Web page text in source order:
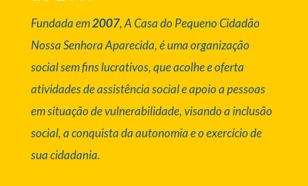
Fundada em2007, A Casa do Pequeno Cidadão
Nossa Senhora Aparecida, é uma organização
social sem fins lucrativos, que acolhe e oferta
atividades de assistência social e apoio a pessoas
em situação de vulnerabilidade, visando a inclusão
social, a conquista da autonomia e o exercício de
sua cidadania.